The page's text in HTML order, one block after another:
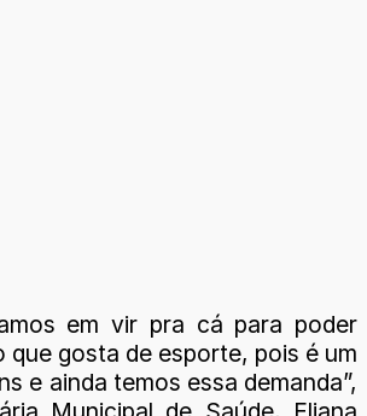
em vir pra cá para poder
que gosta de esporte, pois é um
e ainda temos essa demanda”,